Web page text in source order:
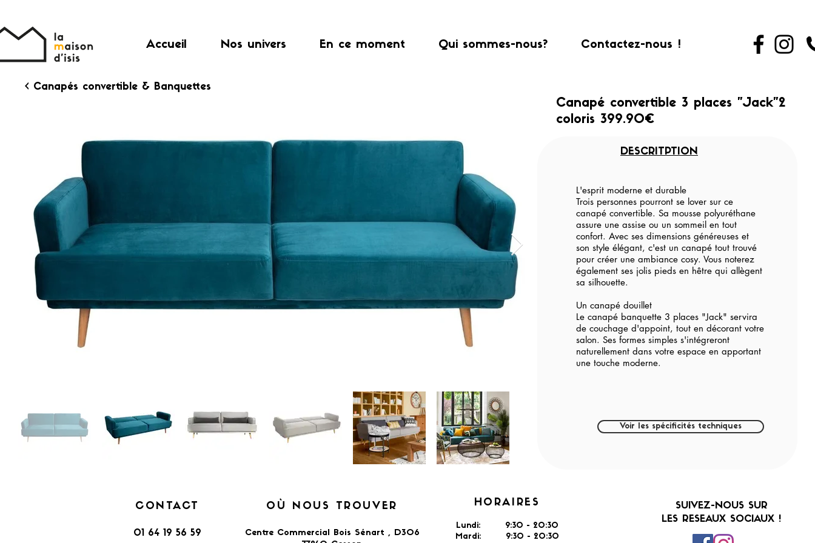
Accueil Nos univers En ce moment Qui sommes-nous? Contactez-nous !
< Canapés convertible & Banquettes
Canapé convertible 3 places "Jack"2
coloris 399.90€
DESCRITPTION
L'esprit moderne et durable
Trois personnes pourront se lover sur ce
canapé convertible. Sa mousse polyuréthane
assure une assise ou un sommeil en tout
confort. Avec ses dimensions généreuses et
son style élégant, c'est un canapé tout trouvé
pour créer une ambiance cosy. Vous noterez
également ses jolis pieds en hêtre qui allègent
sa silhouette.
Un canapé douillet
Le canapé banquette 3 places "Jack" servira
de couchage d'appoint, tout en décorant votre
salon. Ses formes simples s'intégreront
naturellement dans votre espace en apportant
une touche moderne.
Voir les spécificités techniques
CONTACT
01 64 19 56 59
OÙ NOUS TROUVER
Centre Commercial Bois Sénart , D306
HORAIRES
Lundi: 9:30 - 20:30
Mardi: 9:30 - 20:30
SUIVEZ-NOUS SUR
LES RESEAUX SOCIAUX !